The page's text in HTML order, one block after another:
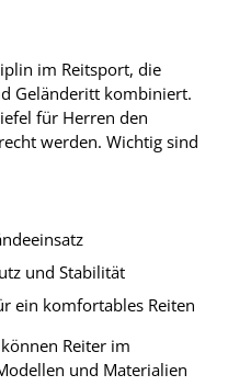
im Reitsport, die
Geländeritt kombiniert.
für Herren den
werden. Wichtig sind
und Stabilität
ein komfortables Reiten
Reiter im
und Materialien